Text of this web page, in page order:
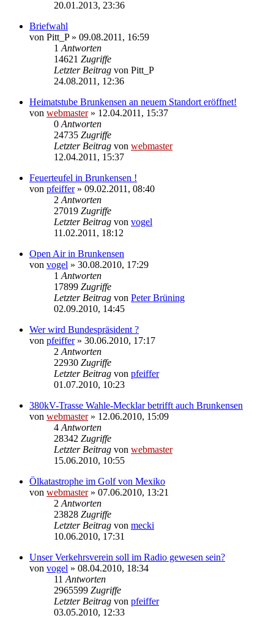
20.01.2013, 23:36
Briefwahl
von Pitt_P» 09.08.2011, 16:59
1 Antworten
14621 Zugriffe
Letzter Beitrag von Pitt_P
24.08.2011, 12:36
Heimatstube Brunkensen an neuem Standort eröffnet!
von webmaster» 12.04.2011, 15:37
0 Antworten
24735 Zugriffe
Letzter Beitrag von webmaster
12.04.2011, 15:37
Feuerteufel in Brunkensen !
von pfeiffer» 09.02.2011, 08:40
2 Antworten
27019 Zugriffe
Letzter Beitrag von vogel
11.02.2011, 18:12
Open Air in Brunkensen
von vogel » 30.08.2010, 17:29
1 Antworten
17899 Zugriffe
Letzter Beitrag von Peter Brüning
02.09.2010, 14:45
Wer wird Bundespräsident ?
von pfeiffer» 30.06.2010, 17:17
2 Antworten
22930 Zugriffe
Letzter Beitrag von pfeiffer
01.07.2010, 10:23
380kV-Trasse Wahle-Mecklar betrifft auch Brunkensen
von webmaster» 12.06.2010, 15:09
4 Antworten
28342 Zugriffe
Letzter Beitrag von webmaster
15.06.2010, 10:55
Ölkatastrophe im Golf von Mexiko
von webmaster» 07.06.2010, 13:21
2 Antworten
23828 Zugriffe
Letzter Beitrag von mecki
10.06.2010, 17:31
Unser Verkehrsverein soll im Radio gewesen sein?
von vogel » 08.04.2010, 18:34
11 Antworten
2965599 Zugriffe
Letzter Beitrag von pfeiffer
03.05.2010, 12:33